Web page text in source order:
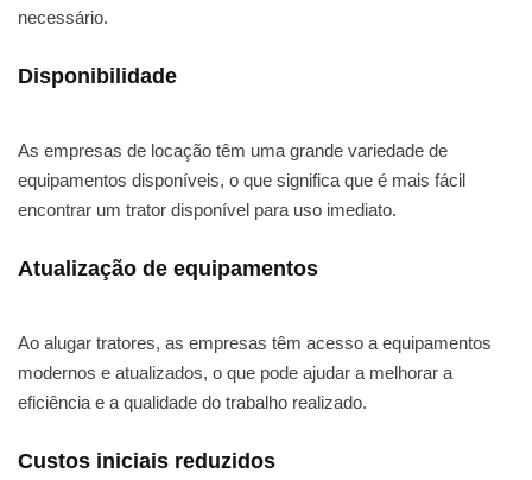
necessário.
Disponibilidade
As empresas de locação têm uma grande variedade de
equipamentos disponíveis, o que significa que é mais fácil
encontrar um trator disponível para uso imediato.
Atualização de equipamentos
Ao alugar tratores, as empresas têm acesso a equipamentos
modernos e atualizados, o que pode ajudar a melhorar a
eficiência e a qualidade do trabalho realizado.
Custos iniciais reduzidos